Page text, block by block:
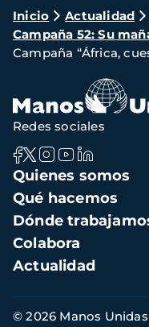
Ruta
de
navegación
Inicio Actualidad
Campaña 52: Su
Campaña “África,
Navegación
principal
Quienes somos
Qué hacemos
Dónde
Colabora
Actualidad
Redes sociales
Información
© 2026 Manos Unidas